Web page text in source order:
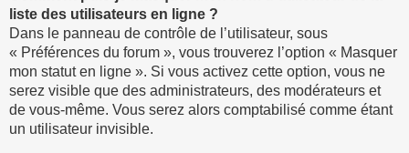
liste des utilisateurs en ligne ?
Dans le panneau de contrôle de l’utilisateur, sous
« Préférences du forum », vous trouverez l’option « Masquer
mon statut en ligne ». Si vous activez cette option, vous ne
serez visible que des administrateurs, des modérateurs et
de vous-même. Vous serez alors comptabilisé comme étant
un utilisateur invisible.